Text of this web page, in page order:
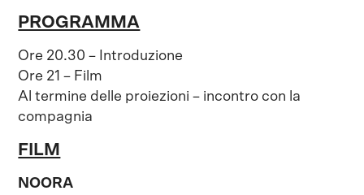
PROGRAMMA
Ore 20.30 – Introduzione
Ore 21 – Film
Al termine delle proiezioni – incontro con la
compagnia
FILM
NOORA